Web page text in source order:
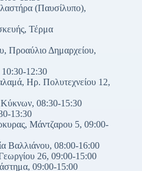
(Παυσίλυπο),
Τέρμα
Προαύλιο Δημαρχείου,
12:30
Ηρ. Πολυτεχνείου 12,
08:30-15:30
13:30
Μάντζαρου 5, 09:00-
Βαλλιάνου, 08:00-16:00
26, 09:00-15:00
09:00-15:00